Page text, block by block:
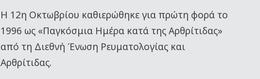
Η 12η Οκτωβρίου καθιερώθηκε για πρώτη φορά το
1996 ως «Παγκόσμια Ημέρα κατά της Αρθρίτιδας»
από τη Διεθνή Ένωση Ρευματολογίας και
Αρθρίτιδας.